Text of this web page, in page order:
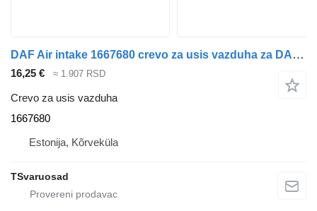
DAF Air intake 1667680 crevo za usis vazduha za DAF XF105-460 tegljača
16,25 € ≈ 1.907 RSD
Crevo za usis vazduha
1667680
Estonija, Kõrveküla
TSvaruosad